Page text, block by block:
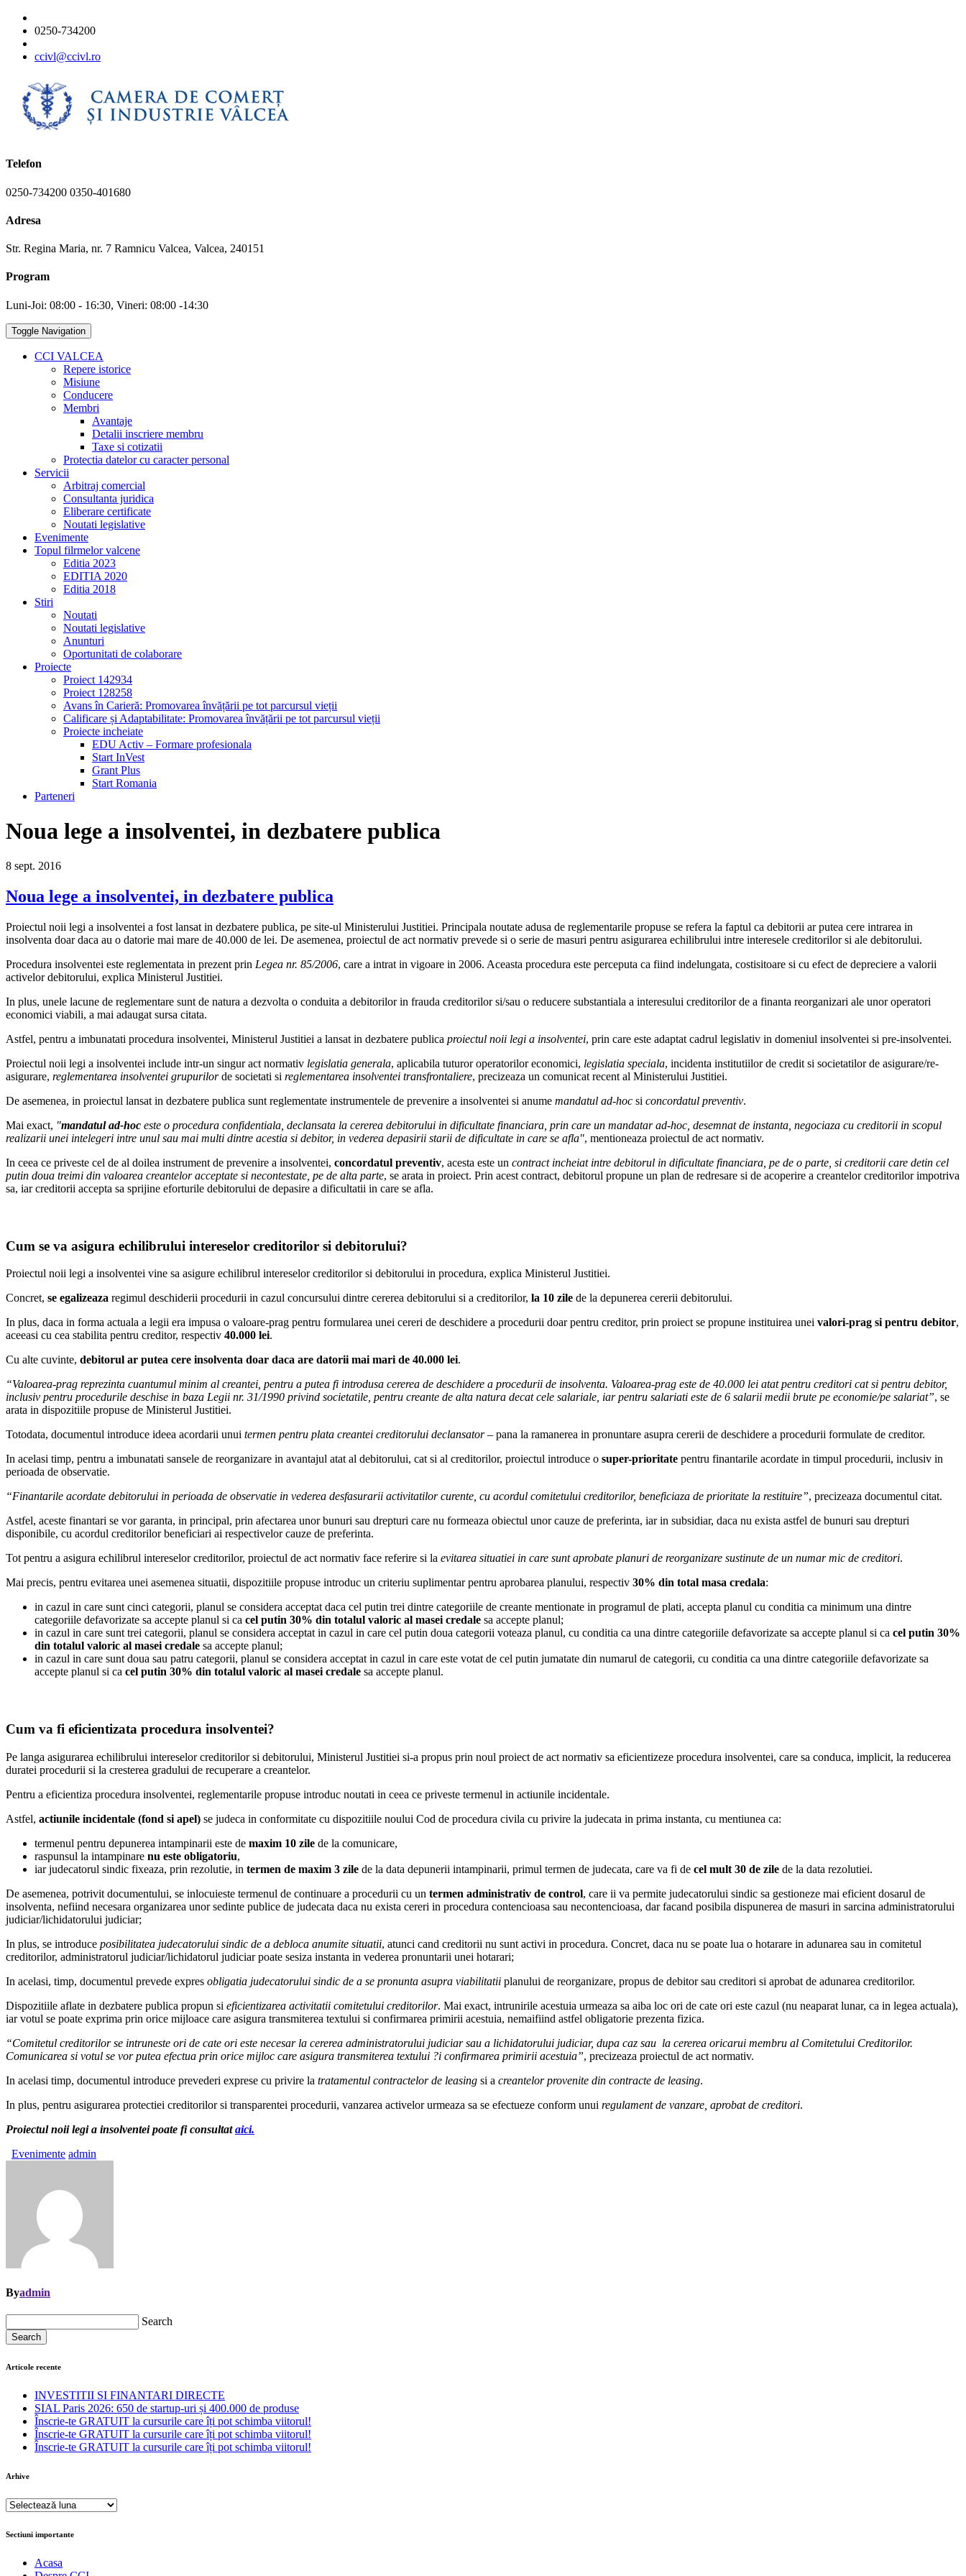
0250-734200
ccivl@ccivl.ro
Telefon
0250-734200 0350-401680
Adresa
Str. Regina Maria, nr. 7 Ramnicu Valcea, Valcea, 240151
Program
Luni-Joi: 08:00 - 16:30, Vineri: 08:00 -14:30
Toggle Navigation
CCI VALCEA
Repere istorice
Misiune
Conducere
Membri
Avantaje
Detalii inscriere membru
Taxe si cotizatii
Protectia datelor cu caracter personal
Servicii
Arbitraj comercial
Consultanta juridica
Eliberare certificate
Noutati legislative
Evenimente
Topul filrmelor valcene
Editia 2023
EDITIA 2020
Editia 2018
Stiri
Noutati
Noutati legislative
Anunturi
Oportunitati de colaborare
Proiecte
Proiect 142934
Proiect 128258
Avans în Carieră: Promovarea învățării pe tot parcursul vieții
Calificare și Adaptabilitate: Promovarea învățării pe tot parcursul vieții
Proiecte incheiate
EDU Activ – Formare profesionala
Start InVest
Grant Plus
Start Romania
Parteneri
Noua lege a insolventei, in dezbatere publica
8 sept. 2016
Noua lege a insolventei, in dezbatere publica
Proiectul noii legi a insolventei a fost lansat in dezbatere publica, pe site-ul Ministerului Justitiei. Principala noutate adusa de reglementarile propuse se refera la faptul ca debitorii ar putea cere intrarea in
insolventa doar daca au o datorie mai mare de 40.000 de lei. De asemenea, proiectul de act normativ prevede si o serie de masuri pentru asigurarea echilibrului intre interesele creditorilor si ale debitorului.
Procedura insolventei este reglementata in prezent prin Legea nr. 85/2006, care a intrat in vigoare in 2006. Aceasta procedura este perceputa ca fiind indelungata, costisitoare si cu efect de depreciere a valorii
activelor debitorului, explica Ministerul Justitiei.
In plus, unele lacune de reglementare sunt de natura a dezvolta o conduita a debitorilor in frauda creditorilor si/sau o reducere substantiala a interesului creditorilor de a finanta reorganizari ale unor operatori
economici viabili, a mai adaugat sursa citata.
Astfel, pentru a imbunatati procedura insolventei, Ministerul Justitiei a lansat in dezbatere publica proiectul noii legi a insolventei, prin care este adaptat cadrul legislativ in domeniul insolventei si pre-insolventei.
Proiectul noii legi a insolventei include intr-un singur act normativ legislatia generala, aplicabila tuturor operatorilor economici, legislatia speciala, incidenta institutiilor de credit si societatilor de asigurare/re-
asigurare, reglementarea insolventei grupurilorde societati si reglementarea insolventei transfrontaliere, precizeaza un comunicat recent al Ministerului Justitiei.
De asemenea, in proiectul lansat in dezbatere publica sunt reglementate instrumentele de prevenire a insolventei si anume mandatul ad-hoc si concordatul preventiv.
Mai exact, "mandatul ad-hoc este o procedura confidentiala, declansata la cererea debitorului in dificultate financiara, prin care un mandatar ad-hoc, desemnat de instanta, negociaza cu creditorii in scopul
realizarii unei intelegeri intre unul sau mai multi dintre acestia si debitor, in vederea depasirii starii de dificultate in care se afla", mentioneaza proiectul de act normativ.
In ceea ce priveste cel de al doilea instrument de prevenire a insolventei, concordatul preventiv, acesta este un contract incheiat intre debitorul in dificultate financiara, pe de o parte, si creditorii care detin cel
putin doua treimi din valoarea creantelor acceptate si necontestate, pe de alta parte, se arata in proiect. Prin acest contract, debitorul propune un plan de redresare si de acoperire a creantelor creditorilor impotriva
sa, iar creditorii accepta sa sprijine eforturile debitorului de depasire a dificultatii in care se afla.
Cum se va asigura echilibrului intereselor creditorilor si debitorului?
Proiectul noii legi a insolventei vine sa asigure echilibrul intereselor creditorilor si debitorului in procedura, explica Ministerul Justitiei.
Concret, se egalizeaza regimul deschiderii procedurii in cazul concursului dintre cererea debitorului si a creditorilor, la 10 zile de la depunerea cererii debitorului.
In plus, daca in forma actuala a legii era impusa o valoare-prag pentru formularea unei cereri de deschidere a procedurii doar pentru creditor, prin proiect se propune instituirea unei valori-prag si pentru debitor,
aceeasi cu cea stabilita pentru creditor, respectiv 40.000 lei.
Cu alte cuvinte, debitorul ar putea cere insolventa doar daca are datorii mai mari de 40.000 lei.
“Valoarea-prag reprezinta cuantumul minim al creantei, pentru a putea fi introdusa cererea de deschidere a procedurii de insolventa. Valoarea-prag este de 40.000 lei atat pentru creditori cat si pentru debitor,
inclusiv pentru procedurile deschise in baza Legii nr. 31/1990 privind societatile, pentru creante de alta natura decat cele salariale, iar pentru salariati este de 6 salarii medii brute pe economie/pe salariat”, se
arata in dispozitiile propuse de Ministerul Justitiei.
Totodata, documentul introduce ideea acordarii unui termen pentru plata creantei creditorului declansator– pana la ramanerea in pronuntare asupra cererii de deschidere a procedurii formulate de creditor.
In acelasi timp, pentru a imbunatati sansele de reorganizare in avantajul atat al debitorului, cat si al creditorilor, proiectul introduce o super-prioritate pentru finantarile acordate in timpul procedurii, inclusiv in
perioada de observatie.
“Finantarile acordate debitorului in perioada de observatie in vederea desfasurarii activitatilor curente, cu acordul comitetului creditorilor, beneficiaza de prioritate la restituire”, precizeaza documentul citat.
Astfel, aceste finantari se vor garanta, in principal, prin afectarea unor bunuri sau drepturi care nu formeaza obiectul unor cauze de preferinta, iar in subsidiar, daca nu exista astfel de bunuri sau drepturi
disponibile, cu acordul creditorilor beneficiari ai respectivelor cauze de preferinta.
Tot pentru a asigura echilibrul intereselor creditorilor, proiectul de act normativ face referire si la evitarea situatiei in care sunt aprobate planuri de reorganizare sustinute de un numar mic de creditori.
Mai precis, pentru evitarea unei asemenea situatii, dispozitiile propuse introduc un criteriu suplimentar pentru aprobarea planului, respectiv 30% din total masa credala:
in cazul in care sunt cinci categorii, planul se considera acceptat daca cel putin trei dintre categoriile de creante mentionate in programul de plati, accepta planul cu conditia ca minimum una dintre
categoriile defavorizate sa accepte planul si ca cel putin 30% din totalul valoric al masei credale sa accepte planul;
in cazul in care sunt trei categorii, planul se considera acceptat in cazul in care cel putin doua categorii voteaza planul, cu conditia ca una dintre categoriile defavorizate sa accepte planul si ca cel putin 30%
din totalul valoric al masei credale sa accepte planul;
in cazul in care sunt doua sau patru categorii, planul se considera acceptat in cazul in care este votat de cel putin jumatate din numarul de categorii, cu conditia ca una dintre categoriile defavorizate sa
accepte planul si ca cel putin 30% din totalul valoric al masei credale sa accepte planul.
Cum va fi eficientizata procedura insolventei?
Pe langa asigurarea echilibrului intereselor creditorilor si debitorului, Ministerul Justitiei si-a propus prin noul proiect de act normativ sa eficientizeze procedura insolventei, care sa conduca, implicit, la reducerea
duratei procedurii si la cresterea gradului de recuperare a creantelor.
Pentru a eficientiza procedura insolventei, reglementarile propuse introduc noutati in ceea ce priveste termenul in actiunile incidentale.
Astfel, actiunile incidentale (fond si apel) se judeca in conformitate cu dispozitiile noului Cod de procedura civila cu privire la judecata in prima instanta, cu mentiunea ca:
termenul pentru depunerea intampinarii este de maxim 10 zile de la comunicare,
raspunsul la intampinare nu este obligatoriu,
iar judecatorul sindic fixeaza, prin rezolutie, in termen de maxim 3 zile de la data depunerii intampinarii, primul termen de judecata, care va fi de cel mult 30 de zile de la data rezolutiei.
De asemenea, potrivit documentului, se inlocuieste termenul de continuare a procedurii cu un termen administrativ de control, care ii va permite judecatorului sindic sa gestioneze mai eficient dosarul de
insolventa, nefiind necesara organizarea unor sedinte publice de judecata daca nu exista cereri in procedura contencioasa sau necontencioasa, dar facand posibila dispunerea de masuri in sarcina administratorului
judiciar/lichidatorului judiciar;
In plus, se introduce posibilitatea judecatorului sindic de a debloca anumite situatii, atunci cand creditorii nu sunt activi in procedura. Concret, daca nu se poate lua o hotarare in adunarea sau in comitetul
creditorilor, administratorul judiciar/lichidatorul judiciar poate sesiza instanta in vederea pronuntarii unei hotarari;
In acelasi, timp, documentul prevede expres obligatia judecatorului sindic de a se pronunta asupra viabilitatii planului de reorganizare, propus de debitor sau creditori si aprobat de adunarea creditorilor.
Dispozitiile aflate in dezbatere publica propun si eficientizarea activitatii comitetului creditorilor. Mai exact, intrunirile acestuia urmeaza sa aiba loc ori de cate ori este cazul (nu neaparat lunar, ca in legea actuala),
iar votul se poate exprima prin orice mijloace care asigura transmiterea textului si confirmarea primirii acestuia, nemaifiind astfel obligatorie prezenta fizica.
“Comitetul creditorilor se intruneste ori de cate ori este necesar la cererea administratorului judiciar sau a lichidatorului judiciar, dupa caz sau la cererea oricarui membru al Comitetului Creditorilor.
Comunicarea si votul se vor putea efectua prin orice mijloc care asigura transmiterea textului ?i confirmarea primirii acestuia”, precizeaza proiectul de act normativ.
In acelasi timp, documentul introduce prevederi exprese cu privire la tratamentul contractelor de leasing si a creantelor provenite din contracte de leasing.
In plus, pentru asigurarea protectiei creditorilor si transparentei procedurii, vanzarea activelor urmeaza sa se efectueze conform unui regulament de vanzare, aprobat de creditori.
Proiectul noii legi a insolventei poate fi consultataici.
Evenimente admin
Byadmin
Search
Search
Articole recente
INVESTITII SI FINANTARI DIRECTE
SIAL Paris 2026: 650 de startup-uri și 400.000 de produse
Înscrie-te GRATUIT la cursurile care îți pot schimba viitorul!
Înscrie-te GRATUIT la cursurile care îți pot schimba viitorul!
Înscrie-te GRATUIT la cursurile care îți pot schimba viitorul!
Arhive
Arhive
Sectiuni importante
Acasa